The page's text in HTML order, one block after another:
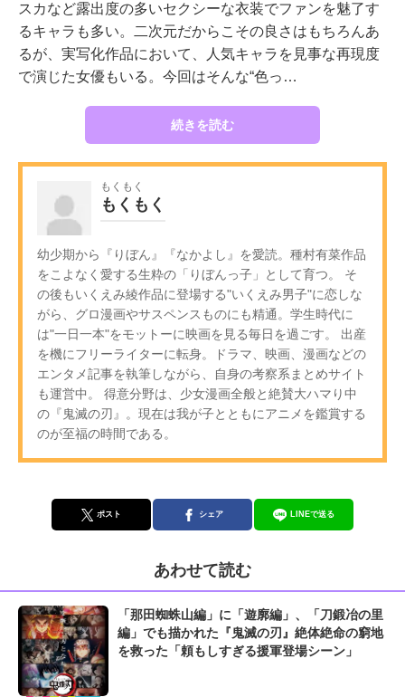
スカなど露出度の多いセクシーな衣装でファンを魅了す
るキャラも多い。二次元だからこその良さはもちろんあ
るが、実写化作品において、人気キャラを見事な再現度
で演じた女優もいる。今回はそんな“色っ…
続きを読む
もくもく
もくもく
幼少期から『りぼん』『なかよし』を愛読。種村有菜作品
をこよなく愛する生粋の「りぼんっ子」として育つ。 そ
の後もいくえみ綾作品に登場する"いくえみ男子"に恋しな
がら、グロ漫画やサスペンスものにも精通。学生時代に
は"一日一本"をモットーに映画を見る毎日を過ごす。 出産
を機にフリーライターに転身。ドラマ、映画、漫画などの
エンタメ記事を執筆しながら、自身の考察系まとめサイト
も運営中。 得意分野は、少女漫画全般と絶賛大ハマり中
の『鬼滅の刃』。現在は我が子とともにアニメを鑑賞する
のが至福の時間である。
ポスト シェア LINEで送る
あわせて読む
「那田蜘蛛山編」に「遊廓編」、「刀鍛冶の里
編」でも描かれた『鬼滅の刃』絶体絶命の窮地
を救った「頼もしすぎる援軍登場シーン」